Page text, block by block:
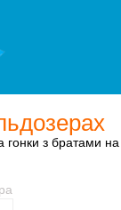
гонки з братами на